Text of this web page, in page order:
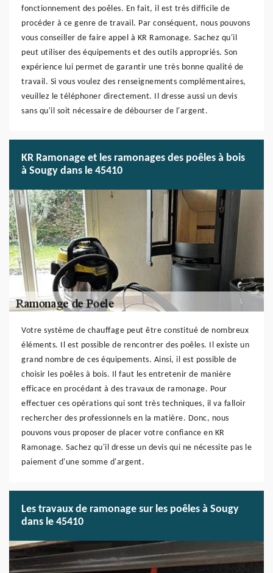
fonctionnement des poêles. En fait, il est très difficile de
procéder à ce genre de travail. Par conséquent, nous pouvons
vous conseiller de faire appel à KR Ramonage. Sachez qu'il
peut utiliser des équipements et des outils appropriés. Son
expérience lui permet de garantir une très bonne qualité de
travail. Si vous voulez des renseignements complémentaires,
veuillez le téléphoner directement. Il dresse aussi un devis
sans qu'il soit nécessaire de débourser de l'argent.
KR Ramonage et les ramonages des poêles à bois
à Sougy dans le 45410
Votre système de chauffage peut être constitué de nombreux
éléments. Il est possible de rencontrer des poêles. Il existe un
grand nombre de ces équipements. Ainsi, il est possible de
choisir les poêles à bois. Il faut les entretenir de manière
efficace en procédant à des travaux de ramonage. Pour
effectuer ces opérations qui sont très techniques, il va falloir
rechercher des professionnels en la matière. Donc, nous
pouvons vous proposer de placer votre confiance en KR
Ramonage. Sachez qu'il dresse un devis qui ne nécessite pas le
paiement d'une somme d'argent.
Les travaux de ramonage sur les poêles à Sougy
dans le 45410